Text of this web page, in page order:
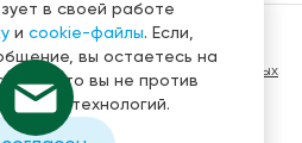
2023 – 2026
в отношении обработки персональных
данных
на сайте не являются публичной
офертой
в своей работе
и cookie-файлы. Если,
вы остаетесь на
что вы не против
этих технологий.